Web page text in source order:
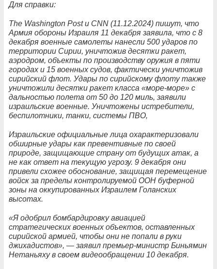
Для справки:
The Washington Post и CNN (11.12.2024) пишут, что
Армия обороны Израиля 11 декабря заявила, что с 8
декабря военные самолеты нанесли 500 ударов по
территории Сирии, уничтожив десятки ракет,
аэродром, объекты по производству оружия в пяти
городах и 15 военных судов, фактически уничтожив
сирийский флот. Удары по сирийскому флоту также
уничтожили десятки ракет класса «море-море» с
дальностью полета от 50 до 120 миль, заявили
израильские военные. Уничтожены истребители,
беспилотники, танки, системы ПВО,
Израильские официальные лица охарактеризовали
обширные удары как превентивные по своей
природе, защищающие страну от будущих атак, а
не как ответ на текущую угрозу. 9 декабря они
привели схожее обоснование, защищая перемещение
войск за пределы контролируемой ООН буферной
зоны на оккупированных Израилем Голанских
высотах.
«Я одобрил бомбардировку авиацией
стратегических военных объектов, оставленных
сирийской армией, чтобы они не попали в руки
джихадистов», — заявил премьер-министр Биньямин
Нетаньяху в своем видеообращении 10 декабря.